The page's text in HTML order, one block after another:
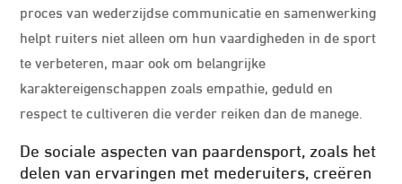
proces van wederzijdse communicatie en samenwerking
helpt ruiters niet alleen om hun vaardigheden in de sport
te verbeteren, maar ook om belangrijke
karaktereigenschappen zoals empathie, geduld en
respect te cultiveren die verder reiken dan de manege.
De sociale aspecten van paardensport, zoals het
delen van ervaringen met mederuiters, creëren